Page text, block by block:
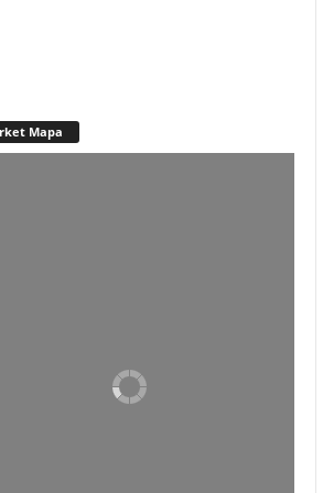
Mapa